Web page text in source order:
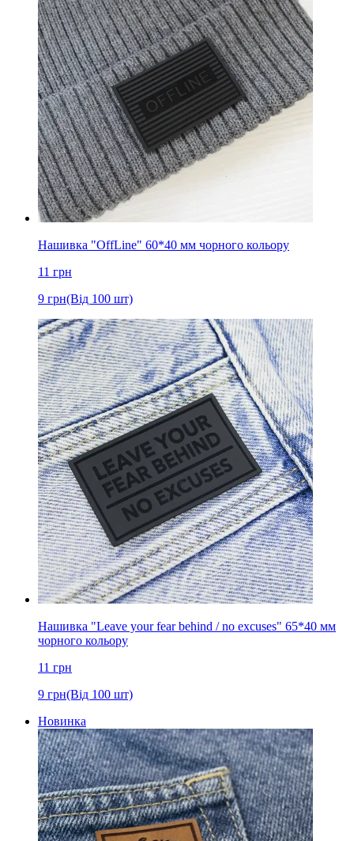
Нашивка "OffLine" 60*40 мм чорного кольору
11 грн
9 грн(Від 100 шт)
Нашивка "Leave your fear behind / no excuses" 65*40 мм
чорного кольору
11 грн
9 грн(Від 100 шт)
Новинка